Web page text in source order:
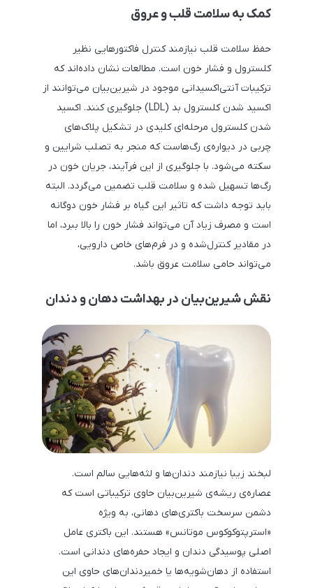
کمک به سلامت قلب و عروق
حفظ سلامت قلب نیازمند کنترل فاکتورهایی نظیر
کلسترول و فشار خون است. مطالعات نشان داده‌اند که
ترکیبات آنتی‌اکسیدانی موجود در شیرین‌بیان می‌توانند از
اکسید شدن کلسترول بد (LDL) جلوگیری کنند. اکسید
شدن کلسترول مرحله‌ای کلیدی در تشکیل پلاک‌های
چربی در دیواره‌ی رگ‌هاست که منجر به تصلب شرایین و
سکته می‌شود. با جلوگیری از این فرآیند، جریان خون در
رگ‌ها تسهیل شده و سلامت قلب تضمین می‌گردد. البته
باید توجه داشت که تاثیر این گیاه بر فشار خون دوگانه
است و مصرف زیاد آن می‌تواند فشار خون را بالا ببرد، اما
در مقادیر کنترل‌شده و در فرم‌های خاص دارویی،
می‌تواند حامی سلامت عروق باشد.
نقش شیرین‌بیان در بهداشت دهان و دندان
لبخند زیبا نیازمند دندان‌ها و لثه‌هایی سالم است.
عصاره‌ی ریشه‌ی شیرین‌بیان حاوی ترکیباتی است که
دشمن سرسخت باکتری‌های دهانی، به ویژه
«استرپتوکوکوس موتانس» هستند. این باکتری عامل
اصلی پوسیدگی دندان و ایجاد حفره‌های دندانی است.
استفاده از دهان‌شویه‌ها یا خمیردندان‌های حاوی این